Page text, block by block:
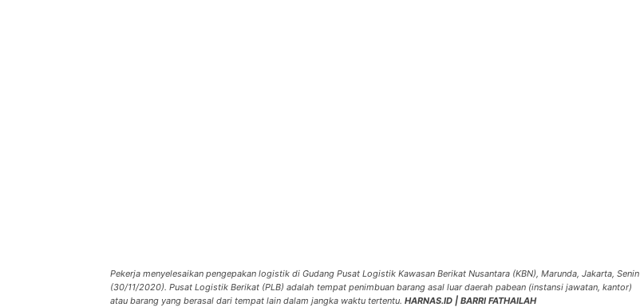
Pekerja menyelesaikan pengepakan logistik di Gudang Pusat Logistik Kawasan Berikat Nusantara (KBN), Marunda, Jakarta, Senin
(30/11/2020). Pusat Logistik Berikat (PLB) adalah tempat penimbuan barang asal luar daerah pabean (instansi jawatan, kantor)
atau barang yang berasal dari tempat lain dalam jangka waktu tertentu. HARNAS.ID | BARRI FATHAILAH